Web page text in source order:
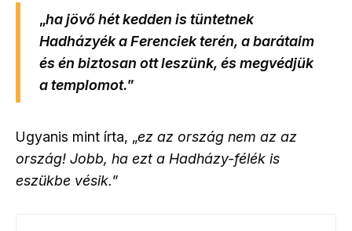
„ha jövő hét kedden is tüntetnek
Hadházyék a Ferenciek terén, a barátaim
és én biztosan ott leszünk, és megvédjük
a templomot.”
Ugyanis mint írta, „ez az ország nem az az
ország! Jobb, ha ezt a Hadházy-félék is
eszükbe vésik.”